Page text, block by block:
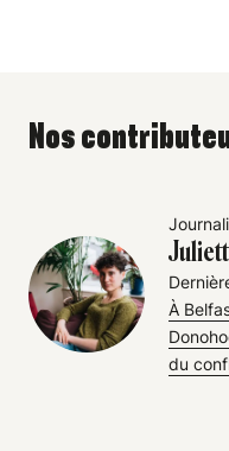
Nos
À
du